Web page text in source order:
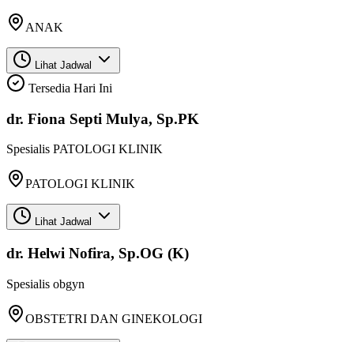
ANAK
Lihat Jadwal
Tersedia Hari Ini
dr. Fiona Septi Mulya, Sp.PK
Spesialis PATOLOGI KLINIK
PATOLOGI KLINIK
Lihat Jadwal
dr. Helwi Nofira, Sp.OG (K)
Spesialis obgyn
OBSTETRI DAN GINEKOLOGI